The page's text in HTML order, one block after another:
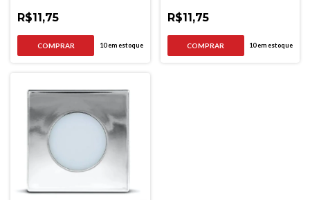
R$11,75
10em estoque
R$11,75
10em estoque